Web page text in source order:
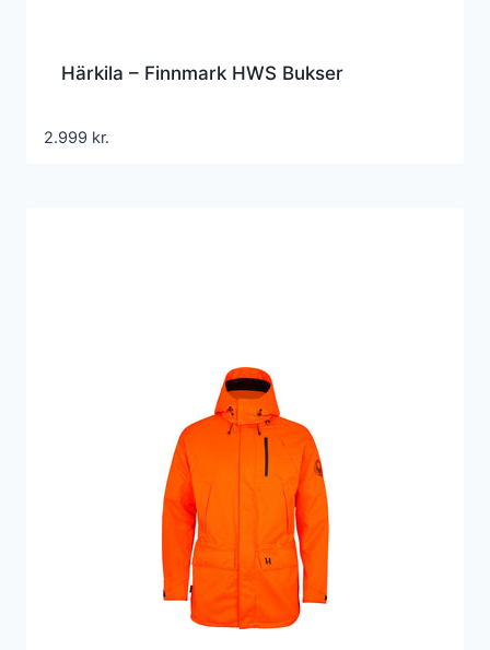
Härkila – Finnmark HWS Bukser
2.999 kr.